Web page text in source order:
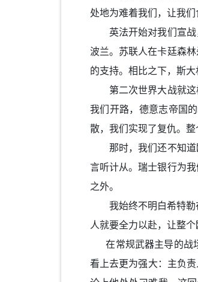
处地为难着我们，让我
英法开始对我们宣战
波兰。苏联人在卡廷森
的支持。相比之下，斯
第二次世界大战就这
我们开路，德意志帝国
散，我们实现了复仇。
那时，我们还不知道
言听计从。瑞士银行为
之外。
我始终不明白希特勒
人就要全力以赴，让整
在常规武器主导的战
看上去更为强大：主负